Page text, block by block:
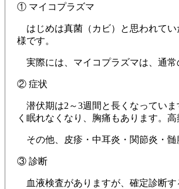
① マイコプラズマ
はじめは真菌（カビ）と思われてい
様です。
実際には、マイコプラズマは、通常
② 症状
潜伏期は2～3週間と長くなってい
く眠れなくなり、胸痛もあります。
その他、皮疹・中耳炎・関節炎・髄
③ 診断
血液検査がありますが、確定診断す